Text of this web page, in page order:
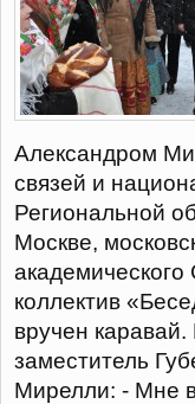
Александром
связей и
Региональной
Москве,
коллектив
вручен
заместитель
Мирелли: - Мне